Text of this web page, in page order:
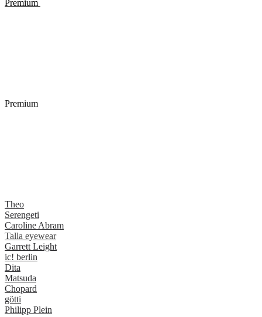
Premium
Premium
Theo
Serengeti
Caroline Abram
Talla eyewear
Garrett Leight
ic! berlin
Dita
Matsuda
Chopard
götti
Philipp Plein